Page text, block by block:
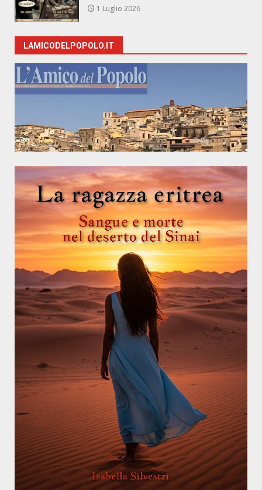
1 Luglio 2026
LAMICODELPOPOLO.IT